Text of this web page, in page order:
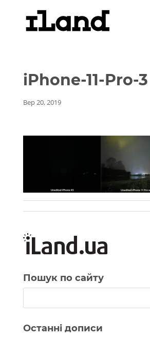
iPhone-11-Pro-3
Вер 20, 2019
Пошук по сайту
Останні дописи